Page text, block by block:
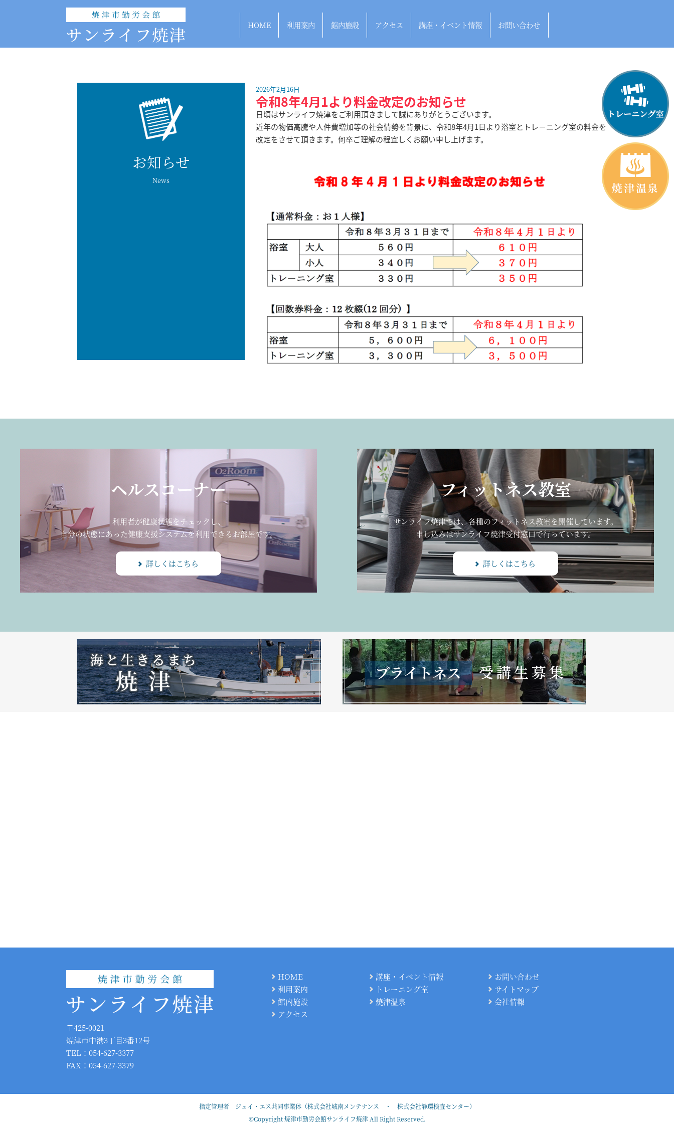
HOME 利用案内 館内施設 アクセス 講座・イベント情報 お問い合わせ
お知らせ
News
2026年2月16日
令和8年4月1より料金改定のお知らせ
日頃はサンライフ焼津をご利用頂きまして誠にありがとうございます。
近年の物価高騰や人件費増加等の社会情勢を背景に、令和8年4月1日より浴室とトレ－ニング室の料金を
改定をさせて頂きます。何卒ご理解の程宜しくお願い申し上げます。
ヘルスコーナー
利用者が健康状態をチェックし、
自分の状態にあった健康支援システムを利用できるお部屋です。
詳しくはこちら
フィットネス教室
サンライフ焼津では、各種のフィットネス教室を開催しています。
申し込みはサンライフ焼津受付窓口で行っています。
詳しくはこちら
〒425-0021
焼津市中港3丁目3番12号
TEL：054-627-3377
FAX：054-627-3379
HOME
利用案内
館内施設
アクセス
講座・イベント情報
トレーニング室
焼津温泉
お問い合わせ
サイトマップ
会社情報
指定管理者 ジェイ・エス共同事業体（株式会社城南メンテナンス ・ 株式会社静環検査センター）
©Copyright 焼津市勤労会館サンライフ焼津 All Right Reserved.